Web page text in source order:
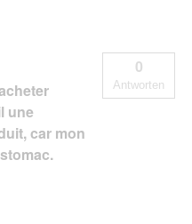
une
car mon
0
Antworten